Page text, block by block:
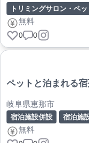
無料
0 0
ペットと泊まれる宿
岐阜県恵那市
宿泊施設併設 宿泊施
無料